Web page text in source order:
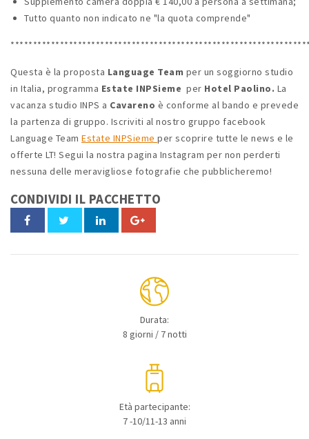
Tutto quanto non indicato ne "la quota comprende"
Questa è la proposta Language Team per un soggiorno studio
in Italia, programma Estate INPSieme per Hotel Paolino. La
vacanza studio INPS a Cavareno è conforme al bando e prevede
la partenza di gruppo. Iscriviti al nostro gruppo facebook
Language Team Estate INPSieme per scoprire tutte le news e le
offerte LT! Segui la nostra pagina Instagram per non perderti
nessuna delle meravigliose fotografie che pubblicheremo!
CONDIVIDI IL PACCHETTO
Durata:
8 giorni / 7 notti
Età partecipante:
7 -10/11-13 anni